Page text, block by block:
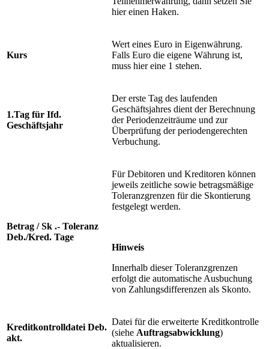
hier einen Haken.
Kurs
Wert eines Euro in Eigenwährung.
Falls Euro die eigene Währung ist,
muss hier eine 1 stehen.
1.Tag für Ifd.
Geschäftsjahr
Der erste Tag des laufenden
Geschäftsjahres dient der Berechnung
der Periodenzeiträume und zur
Überprüfung der periodengerechten
Verbuchung.
Betrag / Sk .- Toleranz
Deb./Kred. Tage
Für Debitoren und Kreditoren können
jeweils zeitliche sowie betragsmäßige
Toleranzgrenzen für die Skontierung
festgelegt werden.
Hinweis
Innerhalb dieser Toleranzgrenzen
erfolgt die automatische Ausbuchung
von Zahlungsdifferenzen als Skonto.
Kreditkontrolldatei Deb.
akt.
Datei für die erweiterte Kreditkontrolle
(siehe Auftragsabwicklung)
aktualisieren.